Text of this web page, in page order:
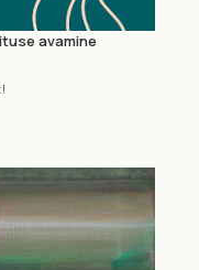
avamine